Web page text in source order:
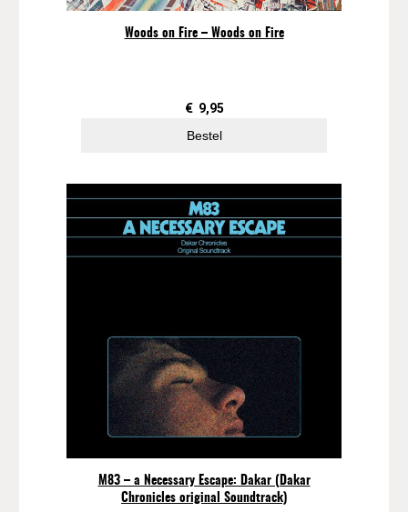
Woods on Fire – Woods on Fire
€ 9,95
Bestel
M83 – a Necessary Escape: Dakar (Dakar
Chronicles original Soundtrack)